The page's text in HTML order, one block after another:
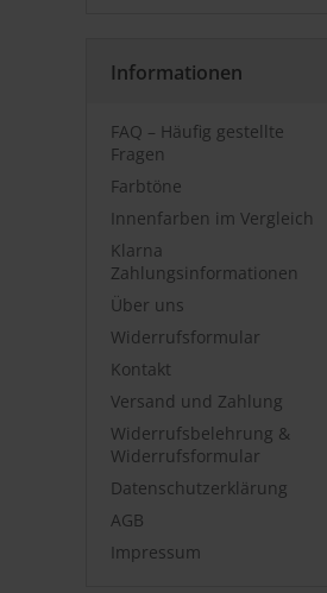
Informationen
FAQ – Häufig gestellte
Fragen
Farbtöne
Innenfarben im Vergleich
Klarna
Zahlungsinformationen
Über uns
Widerrufsformular
Kontakt
Versand und Zahlung
Widerrufsbelehrung &
Widerrufsformular
Datenschutzerklärung
AGB
Impressum